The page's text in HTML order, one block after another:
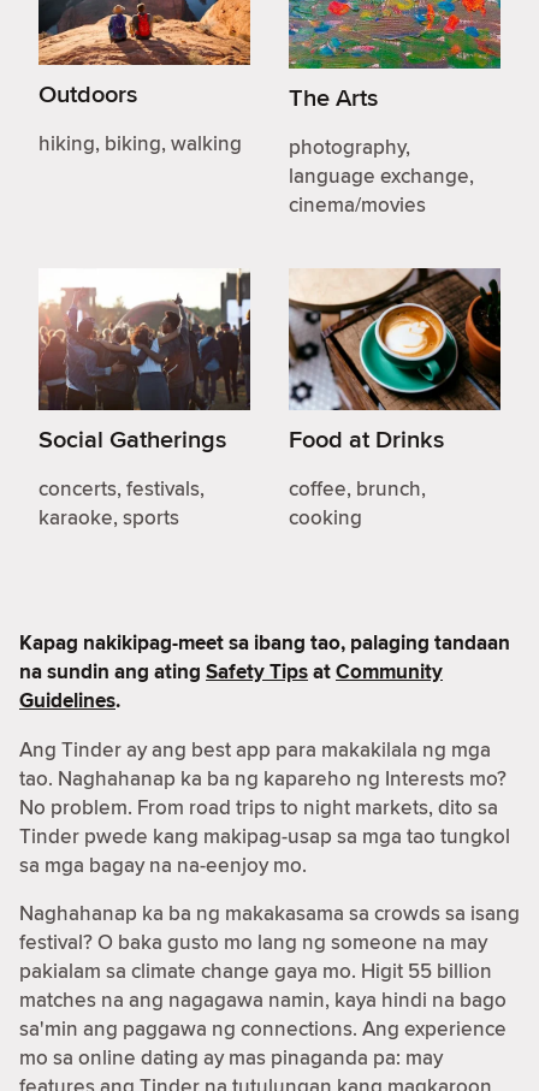
Outdoors
hiking, biking, walking
The Arts
photography,
language exchange,
cinema/movies
Social Gatherings
concerts, festivals,
karaoke, sports
Food at Drinks
coffee, brunch,
cooking
Kapag nakikipag-meet sa ibang tao, palaging tandaan
na sundin ang ating Safety TipsatCommunity
Guidelines.
Ang Tinder ay ang best app para makakilala ng mga
tao. Naghahanap ka ba ng kapareho ng Interests mo?
No problem. From road trips to night markets, dito sa
Tinder pwede kang makipag-usap sa mga tao tungkol
sa mga bagay na na-eenjoy mo.
Naghahanap ka ba ng makakasama sa crowds sa isang
festival? O baka gusto mo lang ng someone na may
pakialam sa climate change gaya mo. Higit 55 billion
matches na ang nagagawa namin, kaya hindi na bago
sa'min ang paggawa ng connections. Ang experience
mo sa online dating ay mas pinaganda pa: may